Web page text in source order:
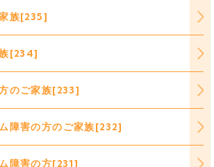
族[235]
[234]
のご家族[233]
障害の方のご家族[232]
障害の方[231]